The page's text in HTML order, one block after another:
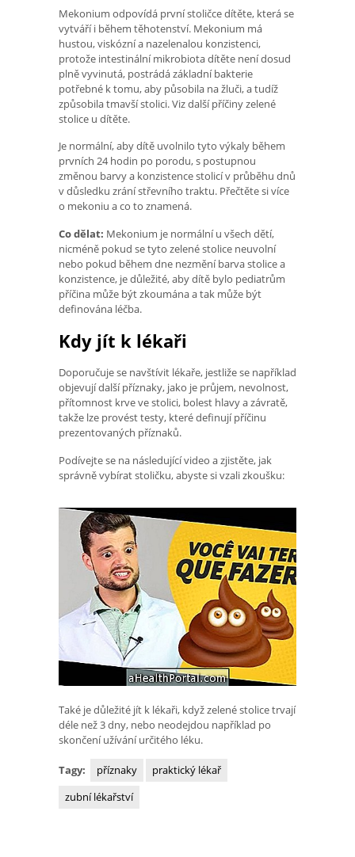
Mekonium odpovídá první stoličce dítěte, která se
vytváří i během těhotenství. Mekonium má
hustou, viskózní a nazelenalou konzistenci,
protože intestinální mikrobiota dítěte není dosud
plně vyvinutá, postrádá základní bakterie
potřebné k tomu, aby působila na žluči, a tudíž
způsobila tmavší stolici. Viz další příčiny zelené
stolice u dítěte.
Je normální, aby dítě uvolnilo tyto výkaly během
prvních 24 hodin po porodu, s postupnou
změnou barvy a konzistence stolicí v průběhu dnů
v důsledku zrání střevního traktu. Přečtěte si více
o mekoniu a co to znamená.
Co dělat: Mekonium je normální u všech dětí,
nicméně pokud se tyto zelené stolice neuvolní
nebo pokud během dne nezmění barva stolice a
konzistence, je důležité, aby dítě bylo pediatrům
příčina může být zkoumána a tak může být
definována léčba.
Kdy jít k lékaři
Doporučuje se navštívit lékaře, jestliže se například
objevují další příznaky, jako je průjem, nevolnost,
přítomnost krve ve stolici, bolest hlavy a závratě,
takže lze provést testy, které definují příčinu
prezentovaných příznaků.
Podívejte se na následující video a zjistěte, jak
správně vybírat stoličku, abyste si vzali zkoušku:
Také je důležité jít k lékaři, když zelené stolice trvají
déle než 3 dny, nebo neodejdou například po
skončení užívání určitého léku.
Tagy: příznaky
praktický lékař
zubní lékařství